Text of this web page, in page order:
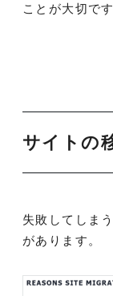
ことが大切です
サイトの
失敗してしま
があります。